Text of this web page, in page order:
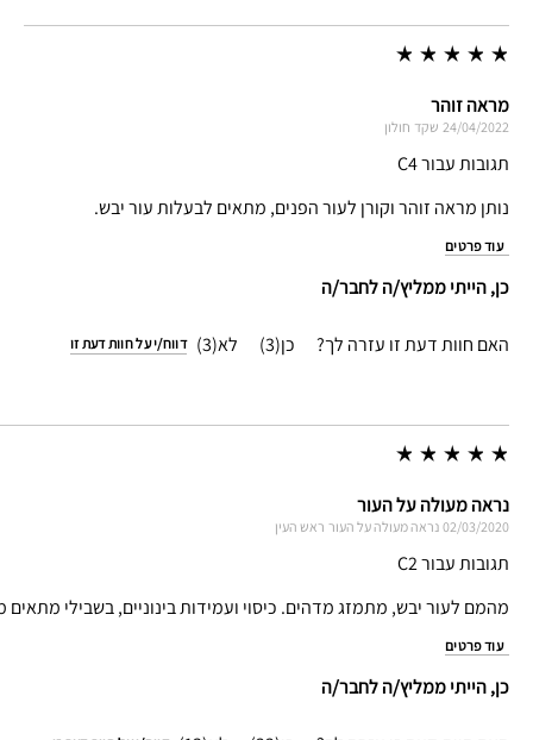
מראה זוהר
24/04/2022 שקד חולון
תגובות עבור C4
נותן מראה זוהר וקורן לעור הפנים, מתאים לבעלות עור יבש.
עוד פרטים
כן, הייתי ממליץ/ה לחבר/ה
האם חוות דעת זו עזרה לך? 3
3 דווח/י על חוות דעת זו
נראה מעולה על העור
02/03/2020 נראה מעולה על העור ראש העין
תגובות עבור C2
מהמם לעור יבש, מתמזג מדהים. כיסוי ועמידות בינוניים, בשבילי מתאים
עוד פרטים
כן, הייתי ממליץ/ה לחבר/ה